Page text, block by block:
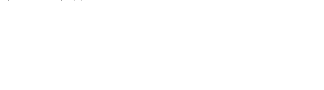
medan webbläsarupplevelsen refererar till detta som